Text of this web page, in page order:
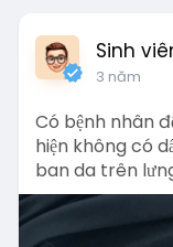
Sinh
3 năm
Có bệnh nhân
hiện không có
ban da trên